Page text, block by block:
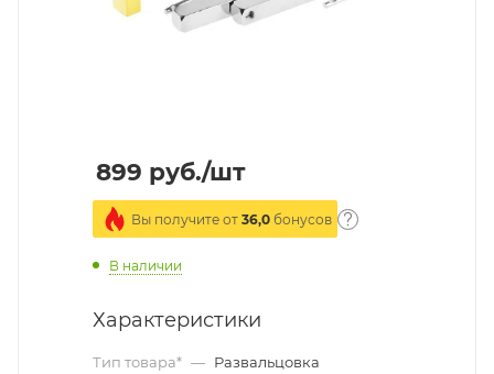
899 руб./шт
Вы получите от 36,0 бонусов
В наличии
Характеристики
Тип товара* — Развальцовка